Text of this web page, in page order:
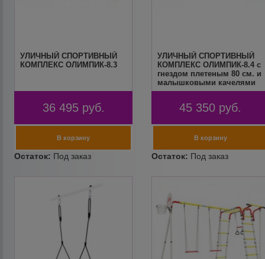
УЛИЧНЫЙ СПОРТИВНЫЙ
КОМПЛЕКС ОЛИМПИК-8.3
36 495 руб.
УЛИЧНЫЙ СПОРТИВНЫЙ
КОМПЛЕКС ОЛИМПИК-8.4 с
гнездом плетеным 80 см. и
малышковыми качелями
45 350 руб.